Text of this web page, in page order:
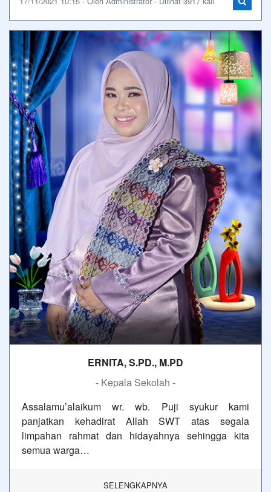
ERNITA, S.PD., M.PD
- Kepala Sekolah -
Assalamu’alaikum wr. wb. Puji syukur kami
panjatkan kehadirat Allah SWT atas segala
limpahan rahmat dan hidayahnya sehingga kita
semua warga…
SELENGKAPNYA